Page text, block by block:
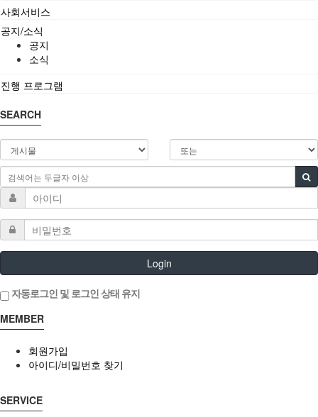
사회서비스
공지/소식
공지
소식
진행 프로그램
SEARCH
Login
자동로그인 및 로그인 상태 유지
MEMBER
회원가입
아이디/비밀번호 찾기
SERVICE